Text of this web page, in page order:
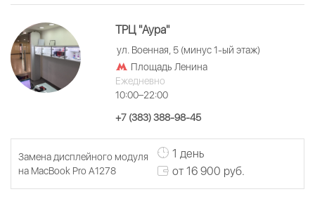
ТРЦ "Аура"
ул. Военная, 5 (минус 1-ый этаж)
Площадь Ленина
Ежедневно
10:00–22:00
+7 (383) 388-98-45
Замена дисплейного модуля
на MacBook Pro A1278
1 день
от 16 900 руб.